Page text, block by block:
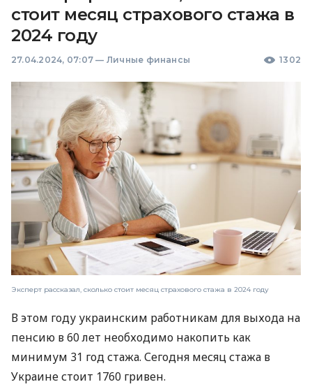
стоит месяц страхового стажа в
2024 году
27.04.2024, 07:07 — Личные финансы 1302
Эксперт рассказал, сколько стоит месяц страхового стажа в 2024 году
В этом году украинским работникам для выхода на
пенсию в 60 лет необходимо накопить как
минимум 31 год стажа. Сегодня месяц стажа в
Украине стоит 1760 гривен.